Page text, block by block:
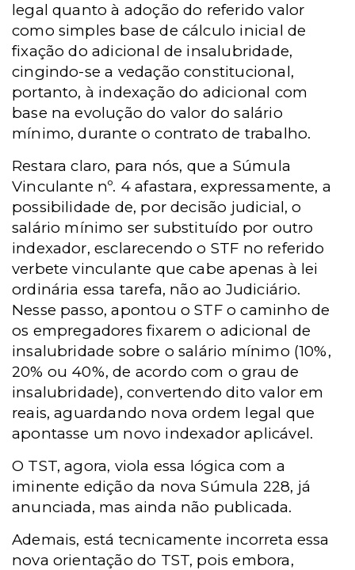
legal quanto à adoção do referido valor
como simples base de cálculo inicial de
fixação do adicional de insalubridade,
cingindo-se a vedação constitucional,
portanto, à indexação do adicional com
base na evolução do valor do salário
mínimo, durante o contrato de trabalho.
Restara claro, para nós, que a Súmula
Vinculante nº. 4 afastara, expressamente, a
possibilidade de, por decisão judicial, o
salário mínimo ser substituído por outro
indexador, esclarecendo o STF no referido
verbete vinculante que cabe apenas à lei
ordinária essa tarefa, não ao Judiciário.
Nesse passo, apontou o STF o caminho de
os empregadores fixarem o adicional de
insalubridade sobre o salário mínimo (10%,
20% ou 40%, de acordo com o grau de
insalubridade), convertendo dito valor em
reais, aguardando nova ordem legal que
apontasse um novo indexador aplicável.
O TST, agora, viola essa lógica com a
iminente edição da nova Súmula 228, já
anunciada, mas ainda não publicada.
Ademais, está tecnicamente incorreta essa
nova orientação do TST, pois embora,